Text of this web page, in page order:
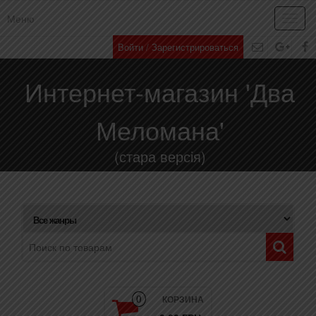
Меню
Войти / Зарегистрироваться
Интернет-магазин 'Два
Меломана'
(стара версія)
0 КОРЗИНА